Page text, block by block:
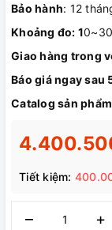
Bảo hành: 12
Khoảng đo: 1
Giao hàng trong
Báo giá ngay sau
Catalog sản phẩm
Tiết kiệm:
– +